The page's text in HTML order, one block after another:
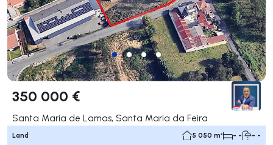
350 000 €
Santa Maria de Lamas, Santa Maria da Feira
Land 5 050 m² - - - -